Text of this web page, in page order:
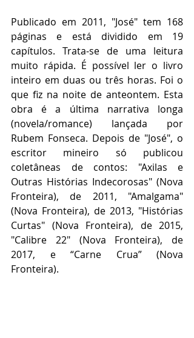
Publicado em 2011, "José" tem 168
páginas e está dividido em 19
capítulos. Trata-se de uma leitura
muito rápida. É possível ler o livro
inteiro em duas ou três horas. Foi o
que fiz na noite de anteontem. Esta
obra é a última narrativa longa
(novela/romance) lançada por
Rubem Fonseca. Depois de "José", o
escritor mineiro só publicou
coletâneas de contos: "Axilas e
Outras Histórias Indecorosas" (Nova
Fronteira), de 2011, "Amalgama"
(Nova Fronteira), de 2013, "Histórias
Curtas" (Nova Fronteira), de 2015,
"Calibre 22" (Nova Fronteira), de
2017, e “Carne Crua” (Nova
Fronteira).